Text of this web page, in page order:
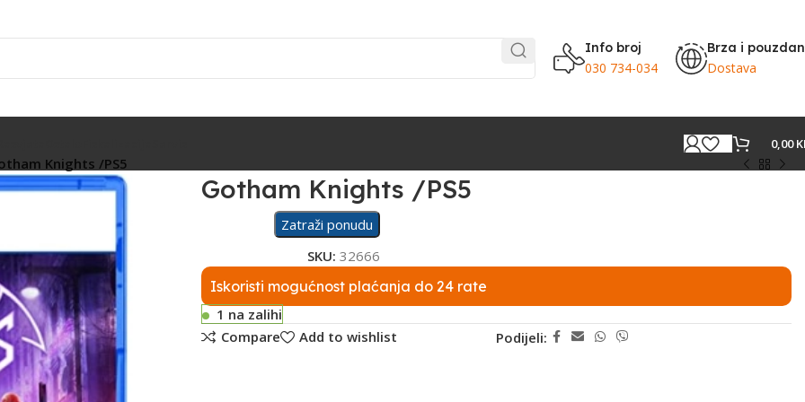
Info broj
030 734-034
Brza i
Dostava
0,00
Knights /PS5
Gotham Knights /PS5
Zatraži ponudu
SKU: 32666
Iskoristi mogućnost plaćanja do 24 rate
1 na zalihi
Compare
Add to wishlist Podijeli: